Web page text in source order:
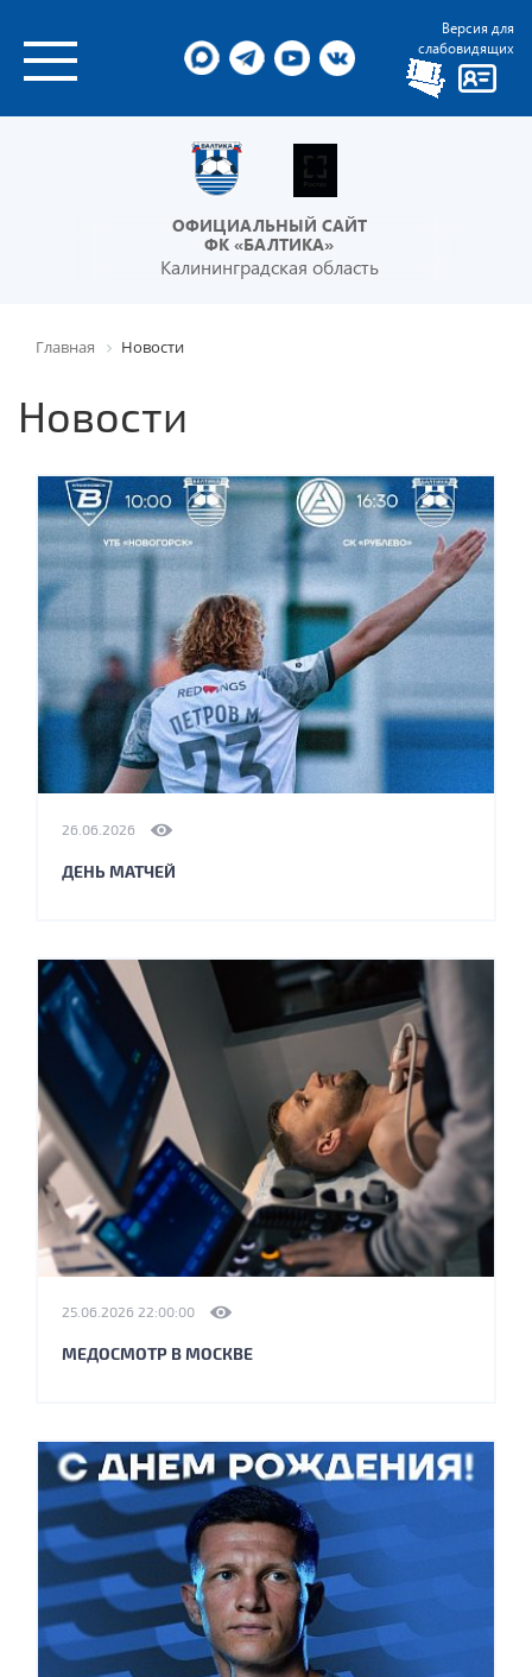
Версия для
слабовидящих
ОФИЦИАЛЬНЫЙ САЙТ
ФК «БАЛТИКА»
Калининградская область
Главная Новости
Новости
26.06.2026
ДЕНЬ МАТЧЕЙ
25.06.2026 22:00:00
МЕДОСМОТР В МОСКВЕ